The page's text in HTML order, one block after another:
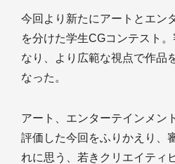
今回より新たにアートとエン
を分けた学生CGコンテスト
なり、より広範な視点で作品
なった。
アート、エンターテインメン
評価した今回をふりかえり、
れに思う、若きクリエイティ